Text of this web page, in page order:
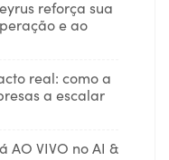
reforça sua
e ao
real: como a
a escalar
AO VIVO no AI &